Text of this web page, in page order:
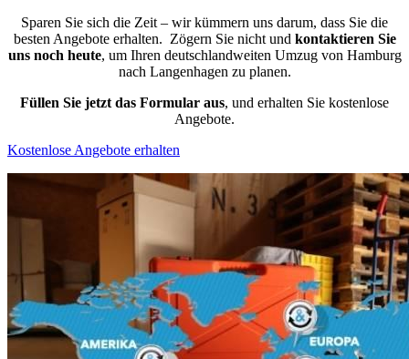
Sparen Sie sich die Zeit – wir kümmern uns darum, dass Sie die
besten Angebote erhalten. Zögern Sie nicht und kontaktieren Sie
uns noch heute, um Ihren deutschlandweiten Umzug von Hamburg
nach Langenhagen zu planen.
Füllen Sie jetzt das Formular aus, und erhalten Sie kostenlose
Angebote.
Kostenlose Angebote erhalten